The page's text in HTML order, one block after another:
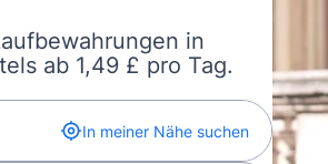
in
ab 1,49 £ pro Tag.
In meiner Nähe suchen